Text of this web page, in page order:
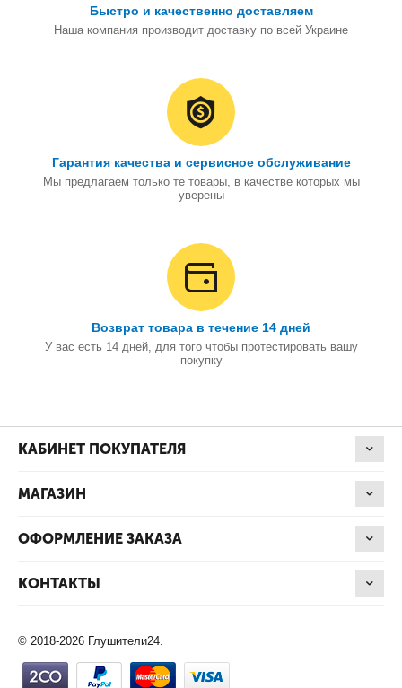
Быстро и качественно доставляем
Наша компания производит доставку по всей Украине
Гарантия качества и сервисное обслуживание
Мы предлагаем только те товары, в качестве которых мы
уверены
Возврат товара в течение 14 дней
У вас есть 14 дней, для того чтобы протестировать вашу
покупку
КАБИНЕТ ПОКУПАТЕЛЯ
МАГАЗИН
ОФОРМЛЕНИЕ ЗАКАЗА
КОНТАКТЫ
© 2018-2026 Глушители24.